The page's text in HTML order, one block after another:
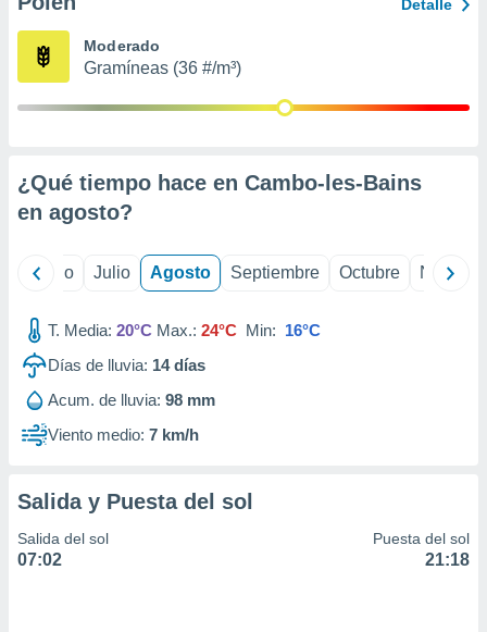
publicidad
1199
Detalle
Moderado
Gramíneas (36 #/m³)
¿Qué tiempo hace en Cambo-les-Bains
en agosto?
Junio Julio Agosto Septiembre Octubre
T. Media: 20°C Max.: 24°C Min: 16°C
Días de lluvia: 14días
Acum. de lluvia: 98 mm
Viento medio: 7 km/h
Salida y Puesta del sol
Salida del sol
07:02
Puesta del sol
21:18